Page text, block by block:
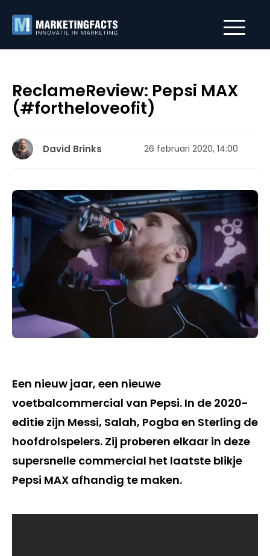
ReclameReview: Pepsi MAX
(#fortheloveofit)
David Brinks 26 februari 2020, 14:00
Een nieuw jaar, een nieuwe
voetbalcommercial van Pepsi. In de 2020-
editie zijn Messi, Salah, Pogba en Sterling de
hoofdrolspelers. Zij proberen elkaar in deze
supersnelle commercial het laatste blikje
Pepsi MAX afhandig te maken.